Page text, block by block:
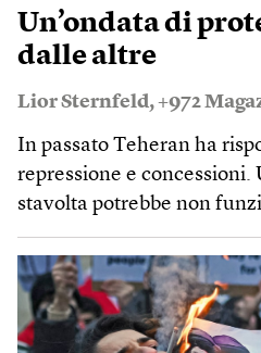
Un’ondata di
dalle altre
Lior Sternfeld ,+972
In passato Teheran ha
repressione e concessioni.
stavolta potrebbe non